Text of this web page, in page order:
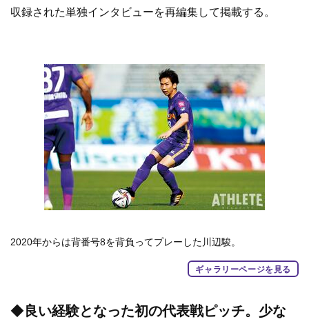
収録された単独インタビューを再編集して掲載する。
2020年からは背番号8を背負ってプレーした川辺駿。
ギャラリーページを見る
◆ 良い経験となった初の代表戦ピッチ。少な